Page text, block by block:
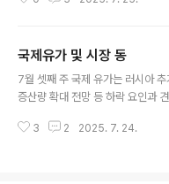
한 남유럽 국가(그리스 제외)와 북
의 중요한 수입 파트너로서 EU 전
입의 21%, 천연가스 23%, 고체화
었는데, 2023년에는 각각 4%,
4%, 2023년 24.6%로 빠르게 증
국제유가 및 시장 동
7월 셋째 주 국제 유가는 러시아
증산량 확대 전망 등 하락 요인과
냄. ∙ 미국 트럼프 대통령은 러-우
3 2 2025. 7. 24.